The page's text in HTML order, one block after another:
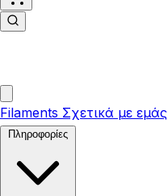
Filaments Σχετικά με εμάς